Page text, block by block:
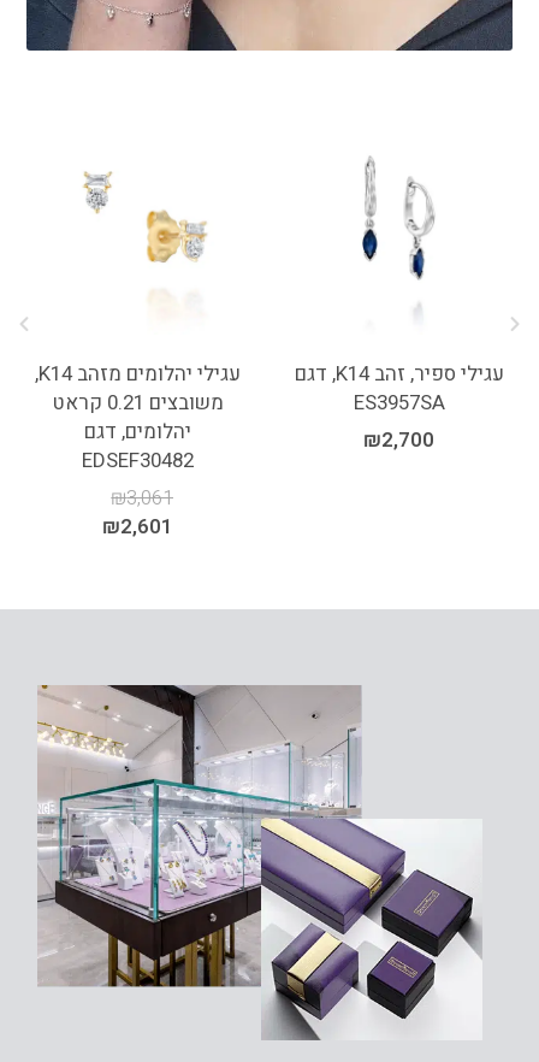
עגילי ספיר, זהב K14, דגם
ES3957SA
₪2,700
עגילי יהלומים מזהב K14,
משובצים 0.21 קראט
יהלומים, דגם
EDSEF30482
₪3,061
₪2,601